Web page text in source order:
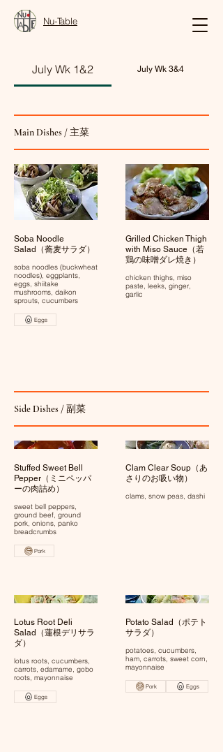
Nu-Table
July Wk 1&2 July Wk 3&4
Main Dishes / 主菜
Soba Noodle
Salad（蕎麦サラダ）
soba noodles (buckwheat
noodles), eggplants,
eggs, shiitake
mushrooms, daikon
sprouts, cucumbers
Eggs
Grilled Chicken Thigh
with Miso Sauce（若
鶏の味噌ダレ焼き）
chicken thighs, miso
paste, leeks, ginger,
garlic
Side Dishes / 副菜
Stuffed Sweet Bell
Pepper（ミニペッパ
ーの肉詰め）
sweet bell peppers,
ground beef, ground
pork, onions, panko
breadcrumbs
Pork
Clam Clear Soup（あ
さりのお吸い物）
clams, snow peas, dashi
Lotus Root Deli
Salad（蓮根デリサラ
ダ）
lotus roots, cucumbers,
carrots, edamame, gobo
roots, mayonnaise
Eggs
Potato Salad（ポテト
サラダ）
potatoes, cucumbers,
ham, carrots, sweet corn,
mayonnaise
Pork Eggs